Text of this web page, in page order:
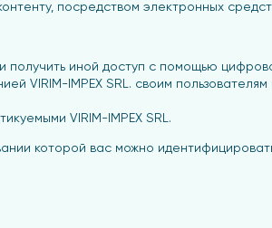
посредством электронных
иной доступ с помощью
VIRIM-IMPEX SRL. своим
VIRIM-IMPEX SRL.
которой вас можно